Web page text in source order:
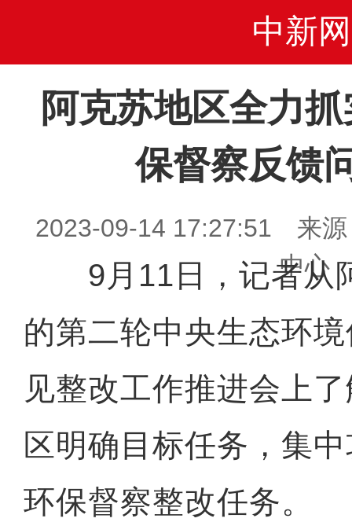
中新网
阿克苏地区全力
保督察反馈
2023-09-14 17:27:51 来源
中心
9月11日，记者从
的第二轮中央生态环
见整改工作推进会上
区明确目标任务，集
环保督察整改任务。